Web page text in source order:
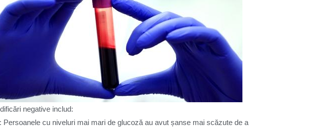
negative includ:
Persoanele cu niveluri mai mari de glucoză au avut șanse mai scăzute de a